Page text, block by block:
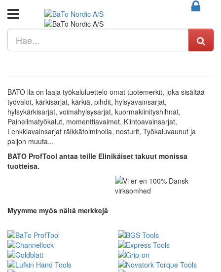
BATO lla on laaja työkaluluettelo omat tuotemerkit, joka sisältää
työvalot, kärkisarjat, kärkiä, pihdit, hylsyavainsarjat,
hylsykärkisarjat, voimahylsysarjat, kuormakiinityshihnat,
Paineilmatyökalut, momenttiavaimet, Kiintoavainsarjat,
Lenkkiavainsarjat räikkätoiminolla, nosturit, Työkaluvaunut ja
paljon muuta...
BATO ProfTool antaa teille Elinikäiset takuut monissa
tuotteisa.
Myymme myös näitä merkkejä